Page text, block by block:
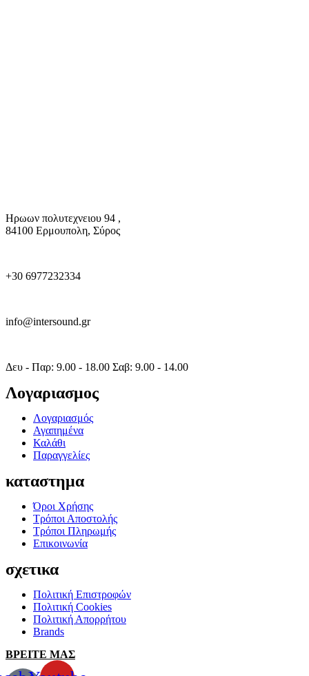
Ηρωων πολυτεχνειου 94 ,
84100 Ερμουπολη, Σύρος
+30 6977232334
info@intersound.gr
Δευ - Παρ: 9.00 - 18.00 Σαβ: 9.00 - 14.00
Λογαριασμος
Λογαριασμός
Αγαπημένα
Καλάθι
Παραγγελίες
καταστημα
Όροι Χρήσης
Τρόποι Αποστολής
Τρόποι Πληρωμής
Επικοινωνία
σχετικα
Πολιτική Επιστροφών
Πολιτική Cookies
Πολιτική Απορρήτου
Brands
ΒΡΕΙΤΕ ΜΑΣ